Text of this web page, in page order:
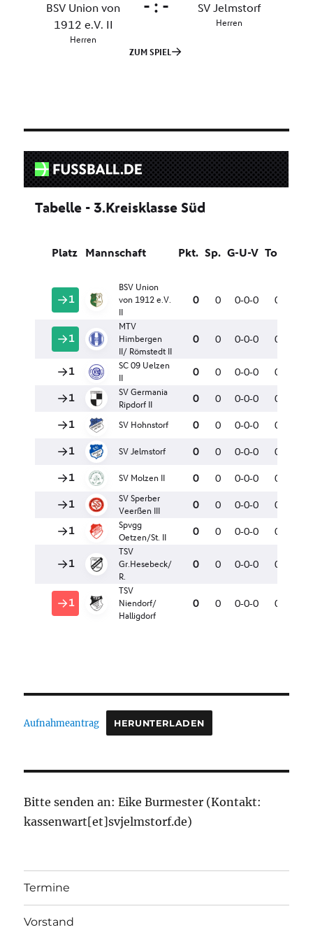
Aufnahmeantrag HERUNTERLADEN
Bitte senden an: Eike Burmester (Kontakt:
kassenwart[et]svjelmstorf.de)
Termine
Vorstand